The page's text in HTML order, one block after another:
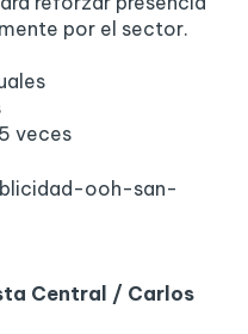
por el sector.
veces
Central / Carlos